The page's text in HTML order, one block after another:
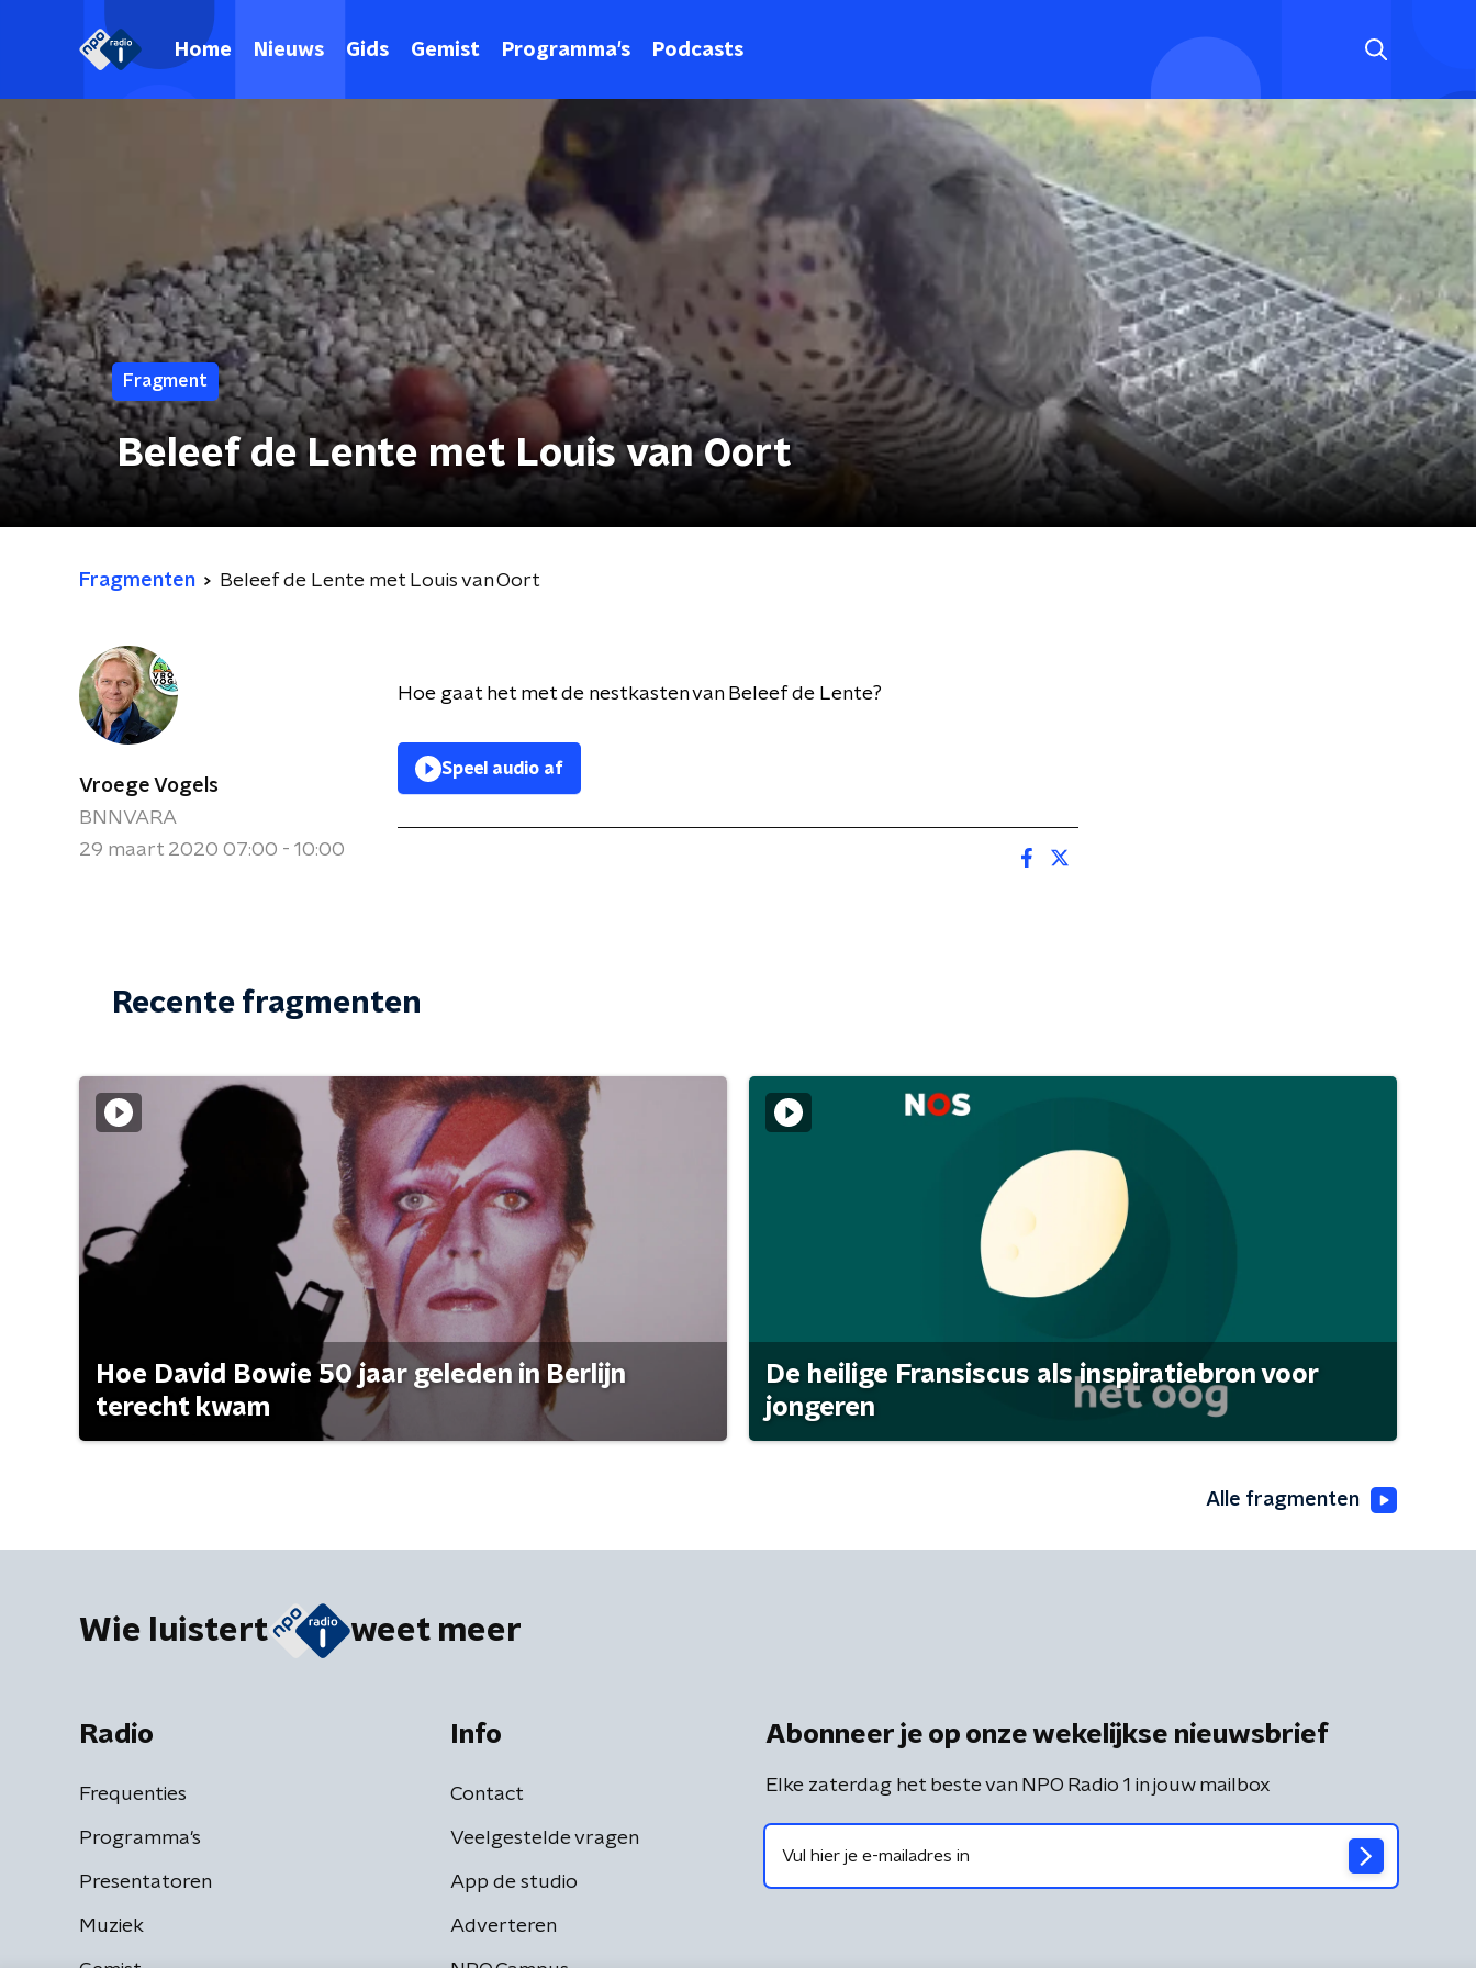
Home Nieuws Gids Gemist Programma's Podcasts
Fragment
Beleef de Lente met Louis van Oort
Fragmenten Beleef de Lente met Louis van Oort
Vroege Vogels
BNNVARA
29 maart 2020 07:00 - 10:00
Hoe gaat het met de nestkasten van Beleef de Lente?
Speel audio af
Recente fragmenten
Hoe David Bowie 50 jaar geleden in Berlijn
terecht kwam
De heilige Fransiscus als inspiratiebron voor
jongeren
Alle fragmenten
Wie luistert weet meer
Radio
Frequenties
Programma's
Presentatoren
Muziek
Info
Contact
Veelgestelde vragen
App de studio
Adverteren
Abonneer je op onze wekelijkse nieuwsbrief
Elke zaterdag het beste van NPO Radio 1 in jouw mailbox